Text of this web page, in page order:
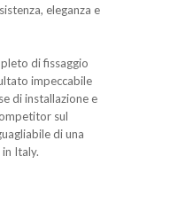
eleganza e
di fissaggio
impeccabile
di installazione e
sul
di una
Italy.